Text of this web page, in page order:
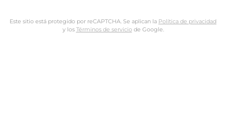
Este sitio está protegido por reCAPTCHA. Se aplican la Política de privacidad
y los Términos de serviciode Google.